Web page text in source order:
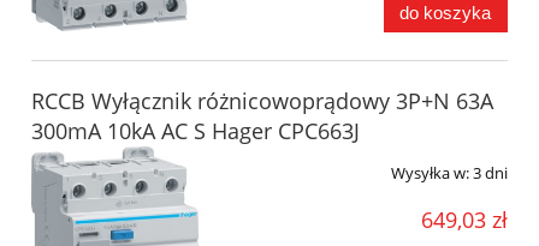
do koszyka
RCCB Wyłącznik różnicowoprądowy 3P+N 63A
300mA 10kA AC S Hager CPC663J
Wysyłka w:3 dni
649,03 zł